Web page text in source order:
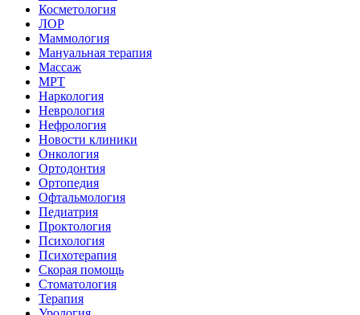
Косметология
ЛОР
Маммология
Мануальная терапия
Массаж
МРТ
Наркология
Неврология
Нефрология
Новости клиники
Онкология
Ортодонтия
Ортопедия
Офтальмология
Педиатрия
Проктология
Психология
Психотерапия
Скорая помощь
Стоматология
Терапия